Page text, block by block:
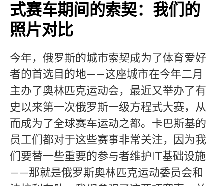
式赛车期间的索契：我们的
照片对比
今年，俄罗斯的城市索契成为了体育爱好
者的首选目的地——这座城市在今年二月
主办了奥林匹克运动会，最近又举办了有
史以来第一次俄罗斯一级方程式大赛，从
而成为了全球赛车运动之都。卡巴斯基的
员工们都对于这些赛事非常关注，因为我
们要替一些重要的参与者维护IT基础设施
——那就是俄罗斯奥林匹克运动委员会和